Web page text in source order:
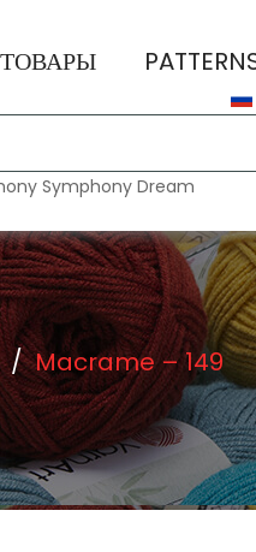
ТОВАРЫ
Symphony Dream
/ Macrame – 149